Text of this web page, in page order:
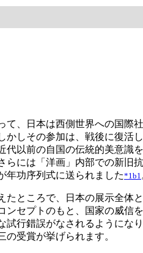
、日本は西側世界への国際
しその参加は、戦後に復活
以前の自国の伝統的美意識
には「洋画」内部での新旧
年功序列式に送られました*1b1
ところで、日本の展示全体
セプトのもと、国家の威信
行錯誤がなされるようにな
受賞が挙げられます。